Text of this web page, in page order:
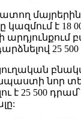
է 18
արդյունքում
25
նոր
է 25 500